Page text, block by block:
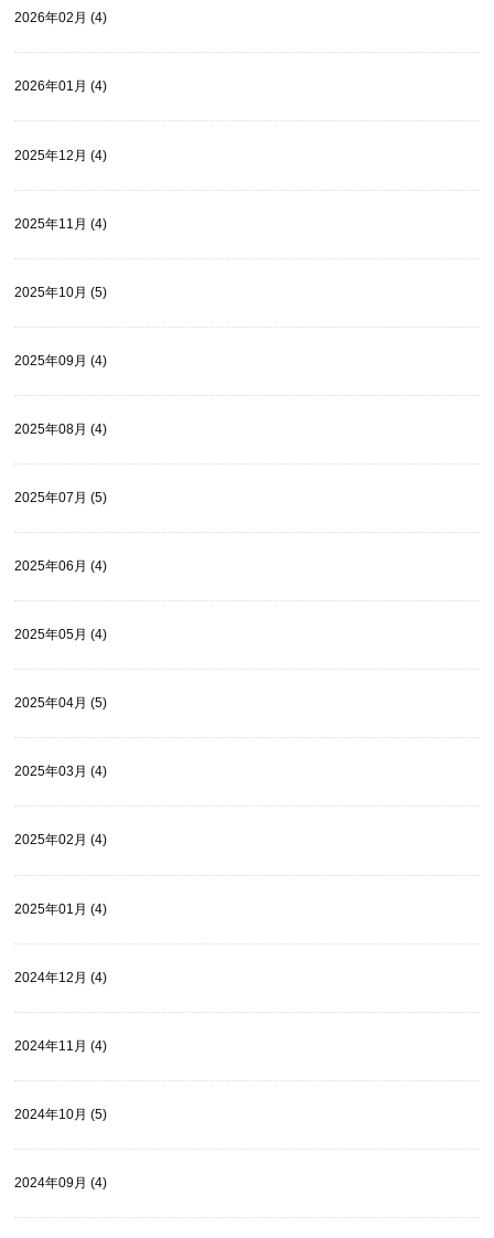
2026年02月 (4)
2026年01月 (4)
2025年12月 (4)
2025年11月 (4)
2025年10月 (5)
2025年09月 (4)
2025年08月 (4)
2025年07月 (5)
2025年06月 (4)
2025年05月 (4)
2025年04月 (5)
2025年03月 (4)
2025年02月 (4)
2025年01月 (4)
2024年12月 (4)
2024年11月 (4)
2024年10月 (5)
2024年09月 (4)